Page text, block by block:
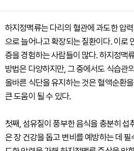
하지정맥류는 다리의 혈관에 과도한 압
으로 늘어나고 확장되는 질환이다. 이로
증을 경험하는 사람들이 많다. 하지정맥
방법은 다양하지만, 그 중에서도 식습관
올바른 식단을 유지하는 것은 혈액순환
큰 도움이 될 수 있다.
첫째, 섬유질이 풍부한 음식을 충분히 섭
은 장 건강을 돕고 변비를 예방하는 데